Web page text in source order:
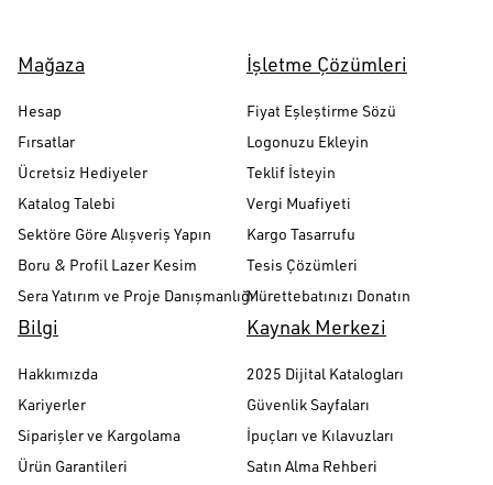
Mağaza
Hesap
Fırsatlar
Ücretsiz Hediyeler
Katalog Talebi
Sektöre Göre Alışveriş Yapın
Boru & Profil Lazer Kesim
Sera Yatırım ve Proje Danışmanlığı
İşletme Çözümleri
Fiyat Eşleştirme Sözü
Logonuzu Ekleyin
Teklif İsteyin
Vergi Muafiyeti
Kargo Tasarrufu
Tesis Çözümleri
Mürettebatınızı Donatın
Bilgi
Hakkımızda
Kariyerler
Siparişler ve Kargolama
Ürün Garantileri
Kaynak Merkezi
2025 Dijital Katalogları
Güvenlik Sayfaları
İpuçları ve Kılavuzları
Satın Alma Rehberi